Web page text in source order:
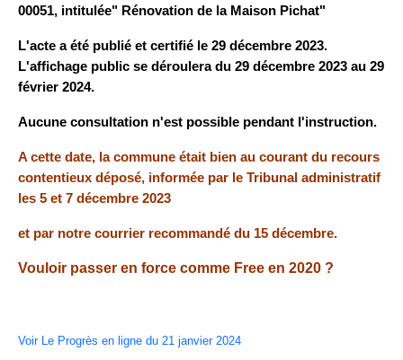
00051, intitulée" Rénovation de la Maison Pichat"
L'acte a été publié et certifié le 29 décembre 2023.
L'affichage public se déroulera du 29 décembre 2023 au 29
février 2024.
Aucune consultation n'est possible pendant l'instruction.
A cette date, la commune était bien au courant du recours
contentieux déposé, informée par le Tribunal administratif
les 5 et 7 décembre 2023
et par notre courrier recommandé du 15 décembre.
Vouloir passer en force comme Free en 2020 ?
Voir Le Progrès en ligne du 21 janvier 2024